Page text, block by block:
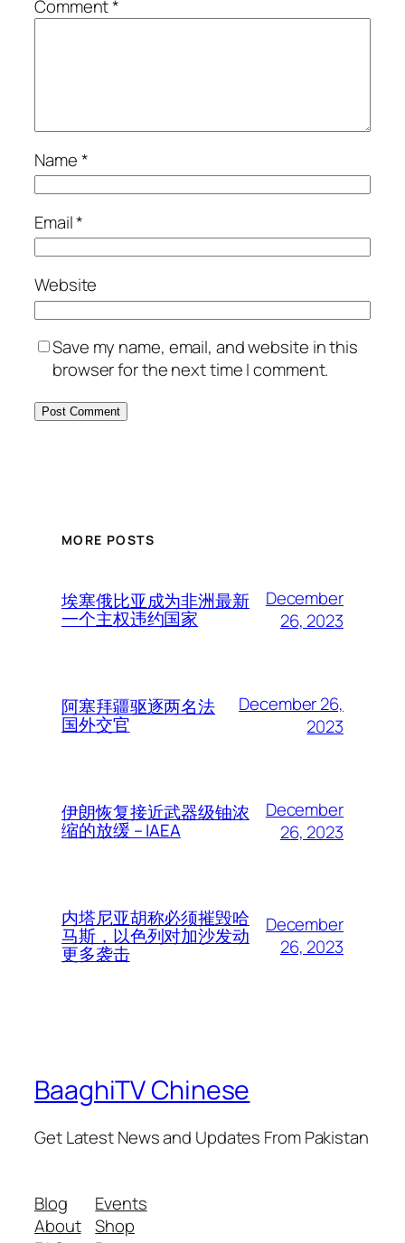
Comment*
Name*
Email*
Website
Save my name, email, and website in this
browser for the next time I comment.
MORE POSTS
埃塞俄比亚成为非洲最新
一个主权违约国家
December
26, 2023
阿塞拜疆驱逐两名法
国外交官
December 26,
2023
伊朗恢复接近武器级铀浓
缩的放缓 – IAEA
December
26, 2023
内塔尼亚胡称必须摧毁哈
马斯，以色列对加沙发动
更多袭击
December
26, 2023
BaaghiTV Chinese
Get Latest News and Updates From Pakistan
Blog
About
Events
Shop